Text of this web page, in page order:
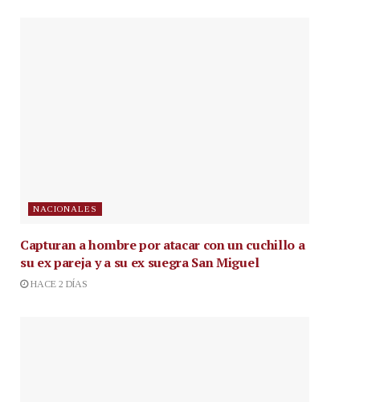
NACIONALES
Capturan a hombre por atacar con un cuchillo a
su ex pareja y a su ex suegra San Miguel
HACE 2 DÍAS